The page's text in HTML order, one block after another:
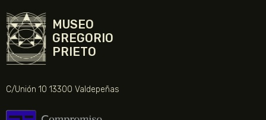
MUSEO
GREGORIO
PRIETO
C/Unión 10 13300 Valdepeñas